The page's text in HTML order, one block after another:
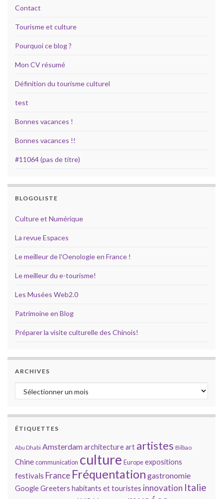
Contact
Tourisme et culture
Pourquoi ce blog ?
Mon CV résumé
Définition du tourisme culturel
test
Bonnes vacances !
Bonnes vacances !!
#11064 (pas de titre)
BLOGOLISTE
Culture et Numérique
La revue Espaces
Le meilleur de l'Oenologie en France !
Le meilleur du e-tourisme!
Les Musées Web2.0
Patrimoine en Blog
Préparer la visite culturelle des Chinois!
ARCHIVES
Archives
ÉTIQUETTES
Abu Dhabi Amsterdamarchitectureart artistes Bilbao
Chinecommunication culture Europeexpositions
festivals France Fréquentation gastronomie
GoogleGreeters habitants et touristes innovation Italie